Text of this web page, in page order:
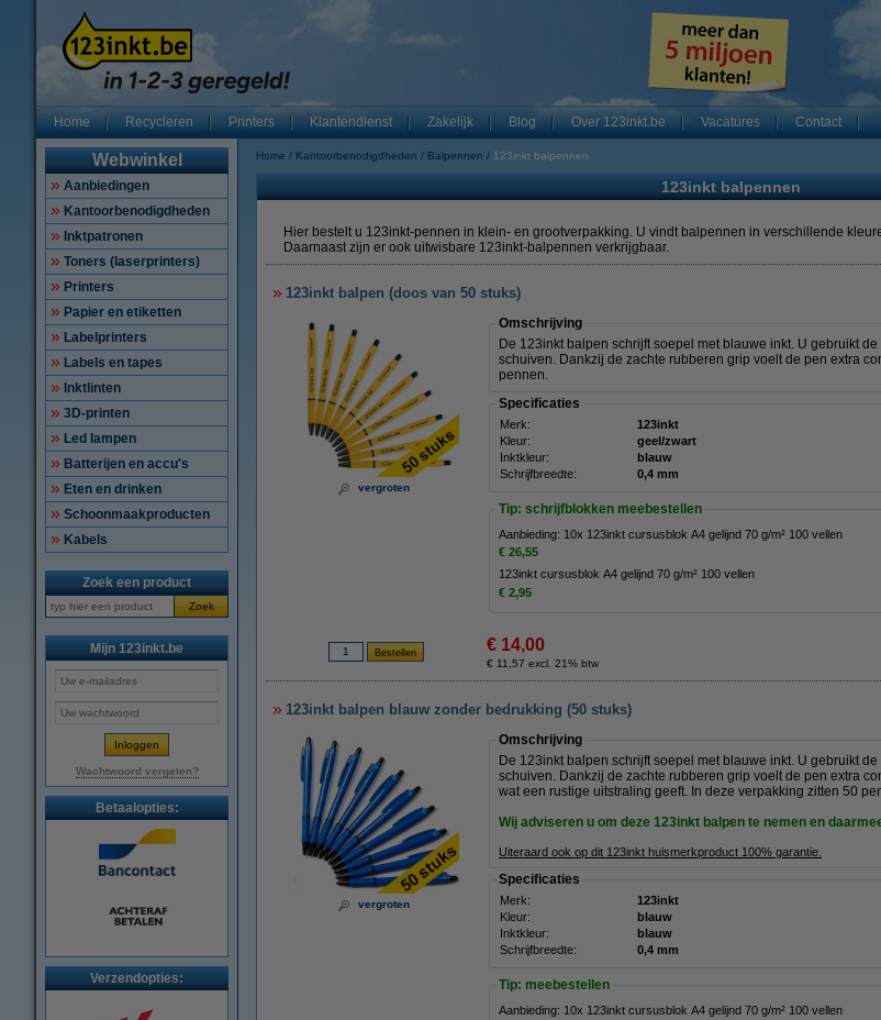
Home Recycleren Printers Klantendienst Zakelijk Blog Over 123inkt.be Vacatures Contact
Webwinkel
Aanbiedingen
Kantoorbenodigdheden
Inktpatronen
Toners (laserprinters)
Printers
Papier en etiketten
Labelprinters
Labels en tapes
Inktlinten
3D-printen
Led lampen
Batterijen en accu's
Eten en drinken
Schoonmaakproducten
Kabels
Zoek een product
Zoek
Mijn 123inkt.be
Wachtwoord vergeten?
Betaalopties:
Verzendopties:
Home Kantoorbenodigdheden Balpennen 123inkt balpennen
123inkt balpennen
Hier bestelt u 123inkt-pennen in klein- en grootverpakking. U vindt balpennen in verschillende
Daarnaast zijn er ook uitwisbare 123inkt-balpennen verkrijgbaar.
123inkt balpen (doos van 50 stuks)
vergroten
Omschrijving
De 123inkt balpen schrijft soepel met blauwe inkt. U gebruikt
schuiven. Dankzij de zachte rubberen grip voelt de pen extra
pennen.
Specificaties
Merk: 123inkt
Kleur:
geel/zwart
Inktkleur:
blauw
Schrijfbreedte:
0,4 mm
Tip: schrijfblokken meebestellen
Aanbieding: 10x 123inkt cursusblok A4 gelijnd 70 g/m² 100 vellen
€ 26,55
123inkt cursusblok A4 gelijnd 70 g/m² 100 vellen
€ 2,95
€ 14,00
€ 11,57 excl. 21% btw
123inkt balpen blauw zonder bedrukking (50 stuks)
vergroten
Omschrijving
De 123inkt balpen schrijft soepel met blauwe inkt. U gebruikt
schuiven. Dankzij de zachte rubberen grip voelt de pen extra
wat een rustige uitstraling geeft. In deze verpakking zitten 50
Wij adviseren u om deze 123inkt balpen te nemen en
Uiteraard ook op dit 123inkt huismerkproduct 100% garantie.
Specificaties
Merk: 123inkt
Kleur:
blauw
Inktkleur:
blauw
Schrijfbreedte:
0,4 mm
Tip: meebestellen
Aanbieding: 10x 123inkt cursusblok A4 gelijnd 70 g/m² 100 vellen